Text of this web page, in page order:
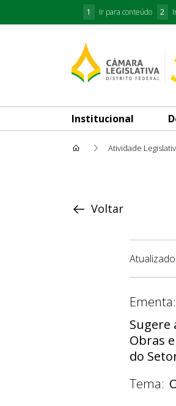
1 Ir para conteúdo 2
Institucional
Atividade
Voltar
Ementa:
Sugere
Obras
do
Tema: